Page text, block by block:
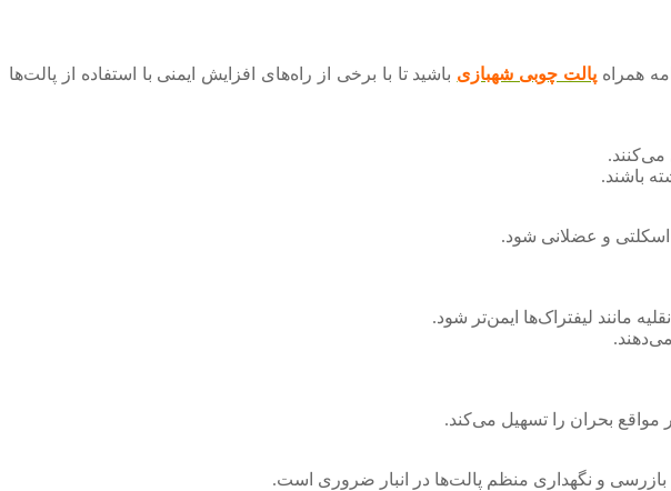
همراه پالت چوبی شهبازی باشید تا با برخی از راه‌های افزایش ایمنی با استفاده از پالت‌ها
می‌کنند.
باشند.
اسکلتی و عضلانی شود.
مانند لیفتراک‌ها ایمن‌تر شود.
مواقع بحران را تسهیل می‌کند.
بازرسی و نگهداری منظم پالت‌ها در انبار ضروری است.